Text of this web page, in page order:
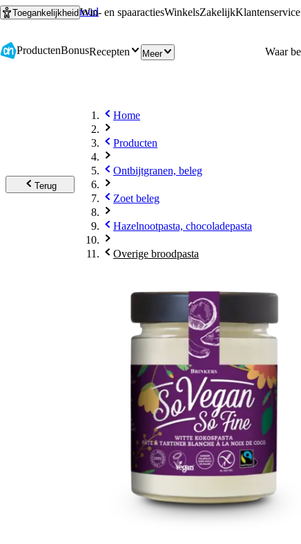
Ga naar hoofdinhoud
Ga naar zoeken
ToegankelijkheidWin- en spaaractiesWinkelsZakelijkKlantenservice
ProductenBonusRecepten Meer
Terug
Home
Producten
Ontbijtgranen, beleg
Zoet beleg
Hazelnootpasta, chocoladepasta
Overige broodpasta